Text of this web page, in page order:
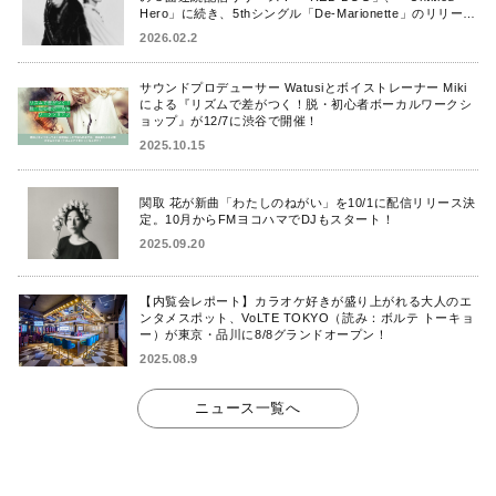
Hero」に続き、5thシングル「De-Marionette」のリリース
2026.02.2
サウンドプロデューサー Watusiとボイストレーナー Miki
による『リズムで差がつく！脱・初心者ボーカルワークシ
ョップ』が12/7に渋谷で開催！
2025.10.15
関取 花が新曲「わたしのねがい」を10/1に配信リリース決
定。10月からFMヨコハマでDJもスタート！
2025.09.20
【内覧会レポート】カラオケ好きが盛り上がれる大人のエ
ンタメスポット、VoLTE TOKYO（読み：ボルテ トーキョ
ー）が東京・品川に8/8グランドオープン！
2025.08.9
ニュース一覧へ